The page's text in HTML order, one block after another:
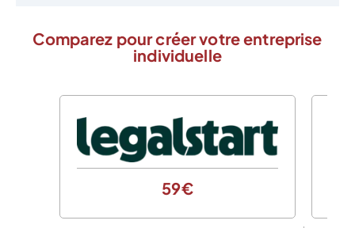
Comparez pour créer votre entreprise
individuelle
59€